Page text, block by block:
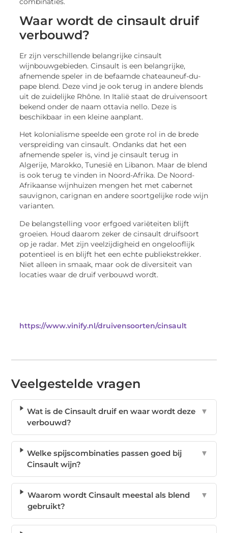
Waar wordt de cinsault druif
verbouwd?
Er zijn verschillende belangrijke cinsault
wijnbouwgebieden. Cinsault is een belangrijke,
afnemende speler in de befaamde chateauneuf-du-
pape blend. Deze vind je ook terug in andere blends
uit de zuidelijke Rhône. In Italië staat de druivensoort
bekend onder de naam ottavia nello. Deze is
beschikbaar in een kleine aanplant.
Het kolonialisme speelde een grote rol in de brede
verspreiding van cinsault. Ondanks dat het een
afnemende speler is, vind je cinsault terug in
Algerije, Marokko, Tunesië en Libanon. Maar de blend
is ook terug te vinden in Noord-Afrika. De Noord-
Afrikaanse wijnhuizen mengen het met cabernet
sauvignon, carignan en andere soortgelijke rode wijn
varianten.
De belangstelling voor erfgoed variëteiten blijft
groeien. Houd daarom zeker de cinsault druifsoort
op je radar. Met zijn veelzijdigheid en ongelooflijk
potentieel is en blijft het een echte publiekstrekker.
Niet alleen in smaak, maar ook de diversiteit van
locaties waar de druif verbouwd wordt.
https://www.vinify.nl/druivensoorten/cinsault
Veelgestelde vragen
Wat is de Cinsault druif en waar wordt deze
verbouwd?
▼
Welke spijscombinaties passen goed bij
Cinsault wijn?
▼
Waarom wordt Cinsault meestal als blend
gebruikt?
▼